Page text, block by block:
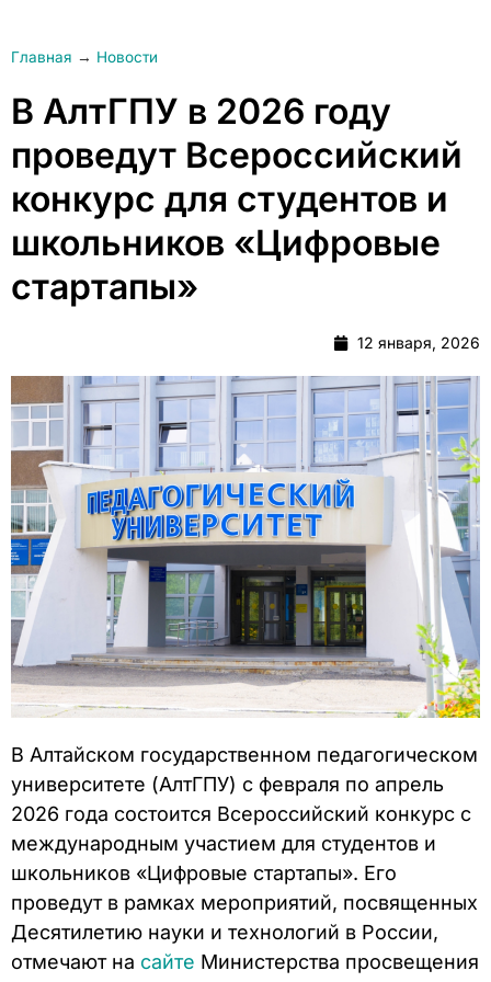
Главная → Новости
В АлтГПУ в 2026 году
проведут Всероссийский
конкурс для студентов и
школьников «Цифровые
стартапы»
12 января, 2026
В Алтайском государственном педагогическом
университете (АлтГПУ) с февраля по апрель
2026 года состоится Всероссийский конкурс с
международным участием для студентов и
школьников «Цифровые стартапы». Его
проведут в рамках мероприятий, посвященных
Десятилетию науки и технологий в России,
отмечают на сайте Министерства просвещения